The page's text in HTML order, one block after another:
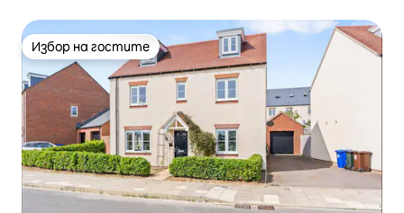
Избор на гостите
Избор на гостите